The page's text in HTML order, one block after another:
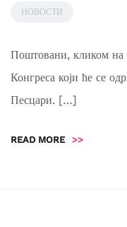
НОВОСТИ
Поштовани, кликом на
Конгреса који ће се
Песцари. […]
READ MORE >>